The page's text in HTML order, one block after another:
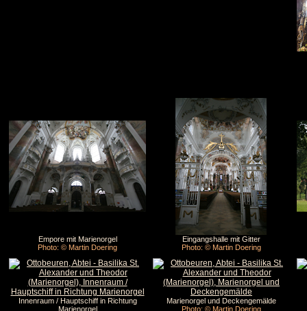
Empore mit Marienorgel
Photo: © Martin Doering
Eingangshalle mit Gitter
Photo: © Martin Doering
Innenraum / Hauptschiff in Richtung
Marienorgel
Marienorgel und Deckengemälde
Photo: © Martin Doering